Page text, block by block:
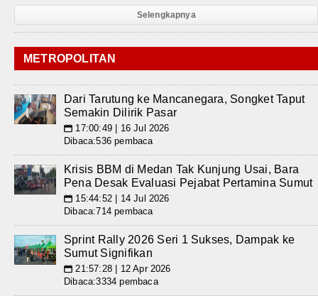
Selengkapnya
METROPOLITAN
Dari Tarutung ke Mancanegara, Songket Taput
Semakin Dilirik Pasar
📅 17:00:49 | 16 Jul 2026
Dibaca:536 pembaca
Krisis BBM di Medan Tak Kunjung Usai, Bara
Pena Desak Evaluasi Pejabat Pertamina Sumut
📅 15:44:52 | 14 Jul 2026
Dibaca:714 pembaca
Sprint Rally 2026 Seri 1 Sukses, Dampak ke
Sumut Signifikan
📅 21:57:28 | 12 Apr 2026
Dibaca:3334 pembaca